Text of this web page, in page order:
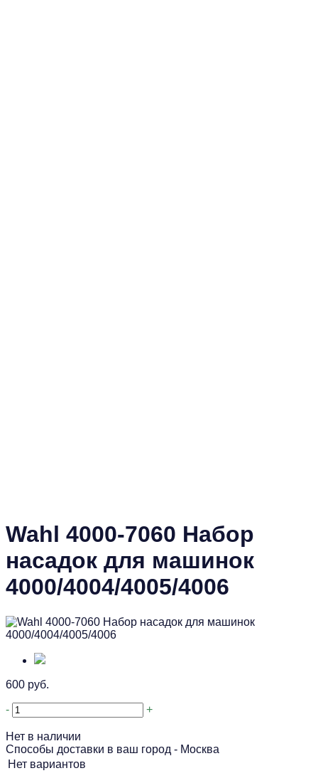
Wahl 4000-7060 Набор
насадок для машинок
4000/4004/4005/4006
600 руб.
- +
Нет в наличии
Способы доставки в ваш город - Москва
Нет вариантов